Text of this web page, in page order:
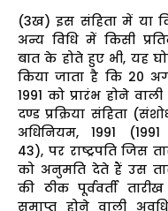
(3ख) इस संहिता में या
अन्य विधि में किसी
बात के होते हुए भी, यह
किया जाता है कि 20
1991 को प्रारंभ होने
दण्ड प्रक्रिया संहिता
अधिनियम, 1991
43), पर राष्ट्रपति जिस
को अनुमति देते हैं उस
की ठीक पूर्ववर्ती
समाप्त होने वाली